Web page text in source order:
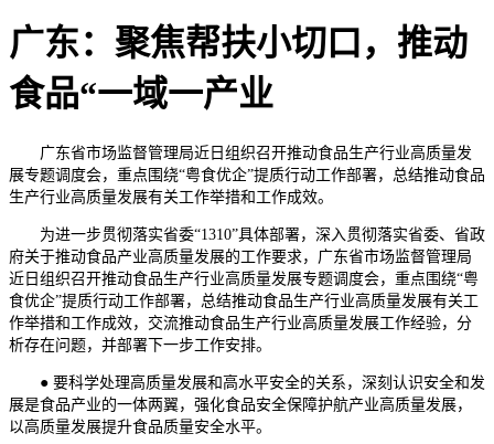
广东：聚焦帮扶小切口，推动
食品“一域一产业
广东省市场监督管理局近日组织召开推动食品生产行业高质量发
展专题调度会，重点围绕“粤食优企”提质行动工作部署，总结推动食品
生产行业高质量发展有关工作举措和工作成效。
为进一步贯彻落实省委“1310”具体部署，深入贯彻落实省委、省政
府关于推动食品产业高质量发展的工作要求，广东省市场监督管理局
近日组织召开推动食品生产行业高质量发展专题调度会，重点围绕“粤
食优企”提质行动工作部署，总结推动食品生产行业高质量发展有关工
作举措和工作成效，交流推动食品生产行业高质量发展工作经验，分
析存在问题，并部署下一步工作安排。
● 要科学处理高质量发展和高水平安全的关系，深刻认识安全和发
展是食品产业的一体两翼，强化食品安全保障护航产业高质量发展，
以高质量发展提升食品质量安全水平。